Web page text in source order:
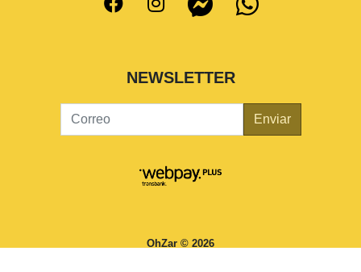
NEWSLETTER
Enviar
OhZar © 2026